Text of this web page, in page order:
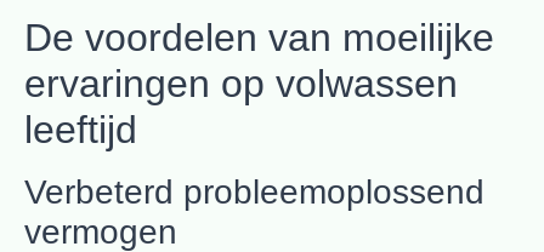
De voordelen van moeilijke
ervaringen op volwassen
leeftijd
Verbeterd probleemoplossend
vermogen